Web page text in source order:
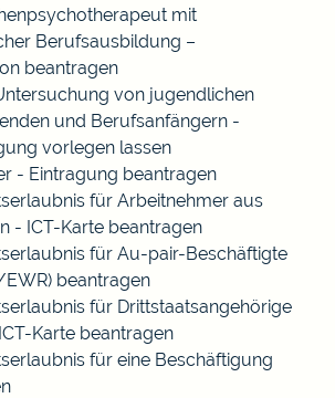
mit
Berufsausbildung –
beantragen
von jugendlichen
und Berufsanfängern -
vorlegen lassen
- Eintragung beantragen
für Arbeitnehmer aus
- ICT-Karte beantragen
für Au-pair-Beschäftigte
beantragen
für Drittstaatsangehörige
Karte beantragen
für eine Beschäftigung